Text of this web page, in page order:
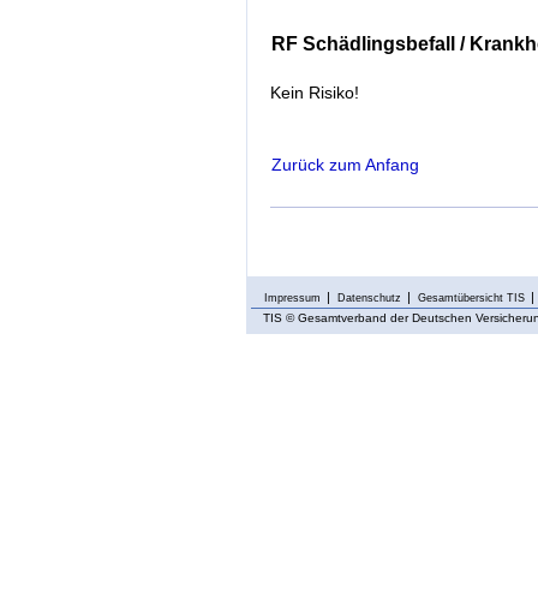
RF Schädlingsbefall /
Kein Risiko!
Zurück zum Anfang
Impressum Datenschutz Gesamtübersicht TIS
TIS © Gesamtverband der Deutschen